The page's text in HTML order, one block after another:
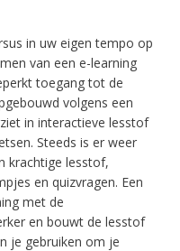
in uw eigen tempo op
van een e-learning
toegang tot de
volgens een
in interactieve lesstof
Steeds is er weer
krachtige lesstof,
en quizvragen. Een
met de
en bouwt de lesstof
je gebruiken om je